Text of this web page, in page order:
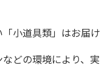
小道具類」はお届け
どの環境により、実